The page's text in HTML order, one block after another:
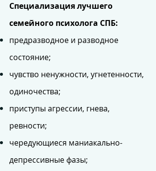
Специализация лучшего
семейного психолога СПБ:
предразводное и разводное
состояние;
чувство ненужности, угнетенности,
одиночества;
приступы агрессии, гнева,
ревности;
чередующиеся маниакально-
депрессивные фазы;